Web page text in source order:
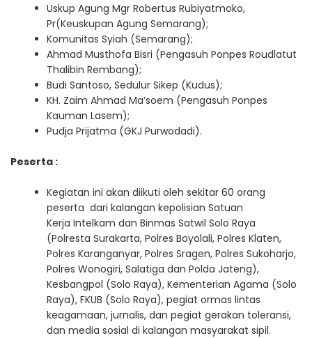
Uskup Agung Mgr Robertus Rubiyatmoko,
Pr(Keuskupan Agung Semarang);
Komunitas Syiah (Semarang);
Ahmad Musthofa Bisri (Pengasuh Ponpes Roudlatut
Thalibin Rembang);
Budi Santoso, Sedulur Sikep (Kudus);
KH. Zaim Ahmad Ma’soem (Pengasuh Ponpes
Kauman Lasem);
Pudja Prijatma (GKJ Purwodadi).
Peserta :
Kegiatan ini akan diikuti oleh sekitar 60 orang
peserta dari kalangan kepolisian Satuan
Kerja Intelkam dan Binmas Satwil Solo Raya
(Polresta Surakarta, Polres Boyolali, Polres Klaten,
Polres Karanganyar, Polres Sragen, Polres Sukoharjo,
Polres Wonogiri, Salatiga dan Polda Jateng),
Kesbangpol (Solo Raya), Kementerian Agama (Solo
Raya), FKUB (Solo Raya), pegiat ormas lintas
keagamaan, jurnalis, dan pegiat gerakan toleransi,
dan media sosial di kalangan masyarakat sipil.